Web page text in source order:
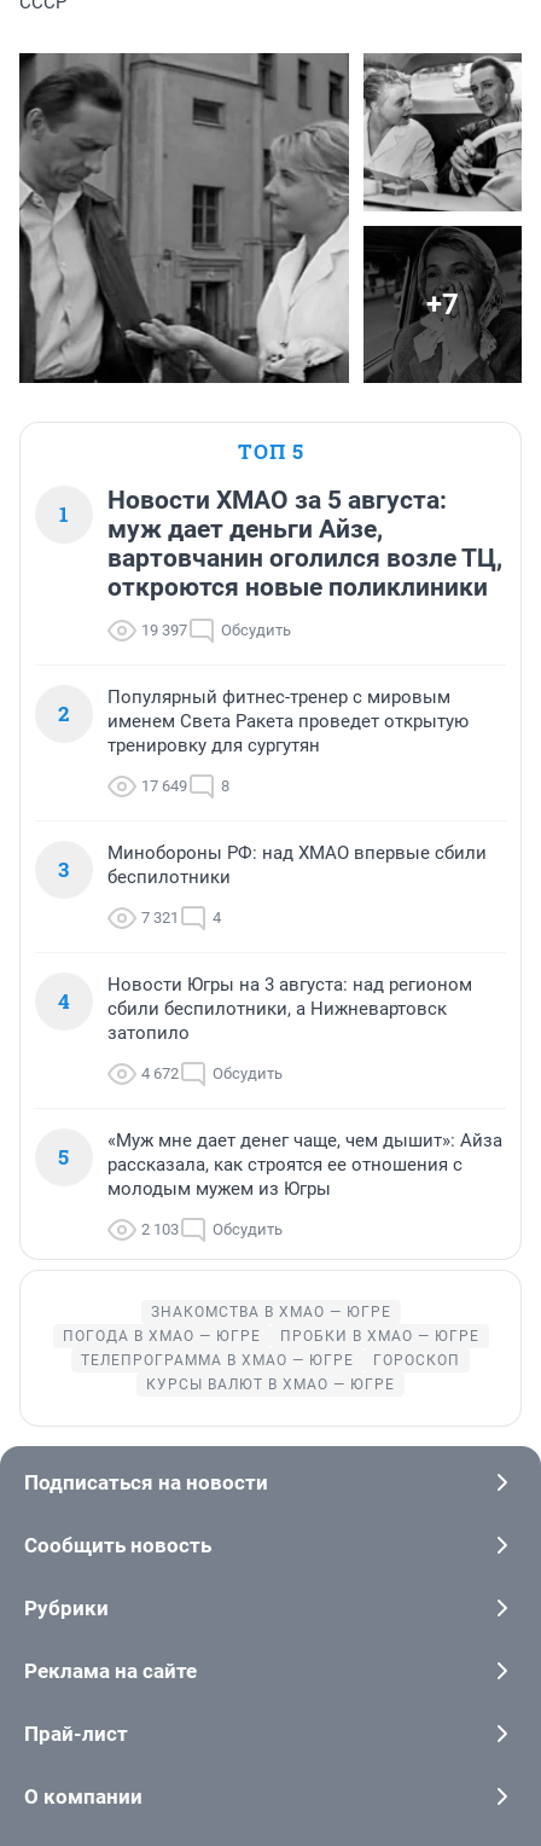
+7
ТОП 5
1
Новости ХМАО за 5 августа:
муж дает деньги Айзе,
вартовчанин оголился возле ТЦ,
откроются новые поликлиники
19 397 Обсудить
2
Популярный фитнес-тренер с мировым
именем Света Ракета проведет открытую
тренировку для сургутян
17 649 8
3
Минобороны РФ: над ХМАО впервые сбили
беспилотники
7 321 4
4
Новости Югры на 3 августа: над регионом
сбили беспилотники, а Нижневартовск
затопило
4 672 Обсудить
5
«Муж мне дает денег чаще, чем дышит»: Айза
рассказала, как строятся ее отношения с
молодым мужем из Югры
2 103 Обсудить
ЗНАКОМСТВА В ХМАО — ЮГРЕ
ПОГОДА В ХМАО — ЮГРЕ
ПРОБКИ В ХМАО — ЮГРЕ
ТЕЛЕПРОГРАММА В ХМАО — ЮГРЕ
ГОРОСКОП
КУРСЫ ВАЛЮТ В ХМАО — ЮГРЕ
Подписаться на новости
Сообщить новость
Рубрики
Реклама на сайте
Прай-лист
О компании